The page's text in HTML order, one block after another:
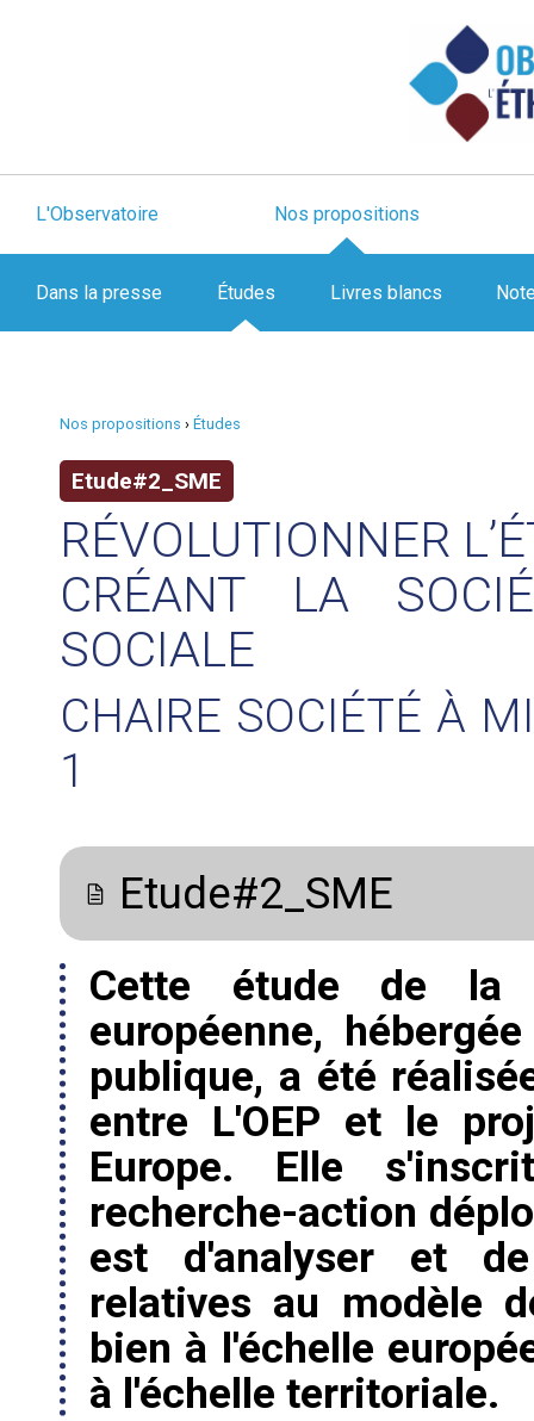
L'Observatoire Nos propositions
Dans la presse Études Livres blancs
Nos propositions › Études
Etude#2_SME
RÉVOLUTIONNER
CRÉANT LA
SOCIALE
CHAIRE SOCIÉTÉ À
1
Etude#2_SME
Cette étude de la
européenne,
publique, a été
entre L'OEP et le
Europe. Elle
recherche-action
est d'analyser et
relatives au modèle
bien à l'échelle
à l'échelle territoriale.